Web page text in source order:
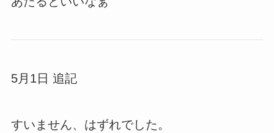
5月1日 追記
すいません、はずれでした。